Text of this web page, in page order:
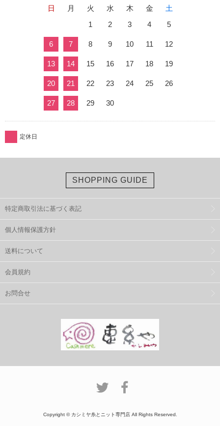
日 月 火 水 木 金
土
1
2 3 4 5
6 7 8 9 10 11 12
13 14 15 16 17 18 19
20 21 22 23 24 25 26
27 28 29 30
定休日
SHOPPING GUIDE
特定商取引法に基づく表記
個人情報保護方針
送料について
会員規約
お問合せ
Copyright © カシミヤ糸とニット専門店 All Rights Reserved.